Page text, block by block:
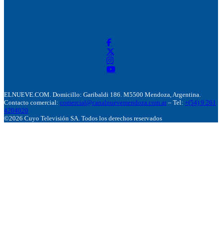
ELNUEVE.COM. Domicillo: Garibaldi 186. M5500 Mendoza, Argentina.
Contacto comercial: comercial@canalnuevemendoza.com.ar – Tel: +(54) 9 261
4204020
©2026 Cuyo Televisión SA. Todos los derechos reservados